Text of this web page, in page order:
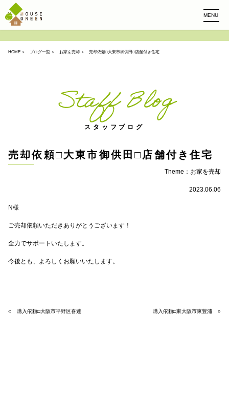
MENU
HOME ＞ ブログ一覧 ＞ お家を売却 ＞ 売却依頼□大東市御供田□店舗付き住宅
Staff Blog
スタッフブログ
売却依頼□大東市御供田□店舗付き住宅
Theme： お家を売却
2023.06.06
N様
ご売却依頼いただきありがとうございます！
全力でサポートいたします。
今後とも、よろしくお願いいたします。
« 購入依頼□大阪市平野区喜連 購入依頼□東大阪市東豊浦 »